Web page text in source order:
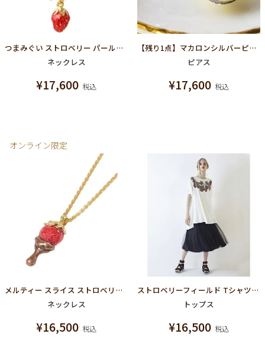
つまみぐい ストロベリー パールネックレス
ネックレス
¥17,600 税込
【残り1点】マカロンシルバーピアス (バナナ)
ピアス
¥17,600 税込
オンライン限定
メルティー スライス ストロベリー ネックレス
ネックレス
¥16,500 税込
ストロベリーフィールド Tシャツドレス
トップス
¥16,500 税込